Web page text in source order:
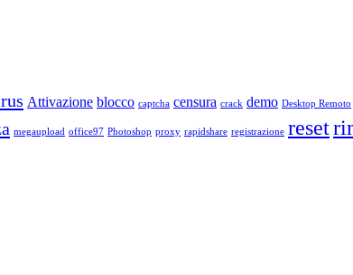
Attivazione blocco captcha censura crack demo Desktop Remoto
megaupload office97 Photoshop proxy rapidshare registrazione reset